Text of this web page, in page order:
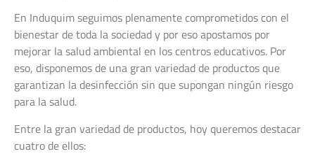
En Induquim seguimos plenamente comprometidos con el
bienestar de toda la sociedad y por eso apostamos por
mejorar la salud ambiental en los centros educativos. Por
eso, disponemos de una gran variedad de productos que
garantizan la desinfección sin que supongan ningún riesgo
para la salud.
Entre la gran variedad de productos, hoy queremos destacar
cuatro de ellos: